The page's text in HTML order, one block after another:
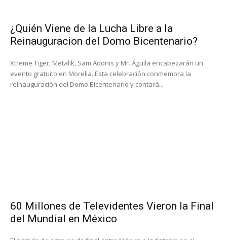
¿Quién Viene de la Lucha Libre a la
Reinauguracion del Domo Bicentenario?
Xtreme Tiger, Metalik, Sam Adonis y Mr. Águila encabezarán un
evento gratuito en Morelia. Esta celebración conmemora la
reinauguración del Domo Bicentenario y contará...
60 Millones de Televidentes Vieron la Final
del Mundial en México